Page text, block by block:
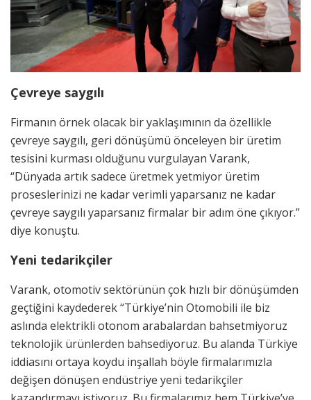
Çevreye saygılı
Firmanın örnek olacak bir yaklaşımının da özellikle
çevreye saygılı, geri dönüşümü önceleyen bir üretim
tesisini kurması olduğunu vurgulayan Varank,
“Dünyada artık sadece üretmek yetmiyor üretim
proseslerinizi ne kadar verimli yaparsanız ne kadar
çevreye saygılı yaparsanız firmalar bir adım öne çıkıyor.”
diye konuştu.
Yeni tedarikçiler
Varank, otomotiv sektörünün çok hızlı bir dönüşümden
geçtiğini kaydederek “Türkiye’nin Otomobili ile biz
aslında elektrikli otonom arabalardan bahsetmiyoruz
teknolojik ürünlerden bahsediyoruz. Bu alanda Türkiye
iddiasını ortaya koydu inşallah böyle firmalarımızla
değişen dönüşen endüstriye yeni tedarikçiler